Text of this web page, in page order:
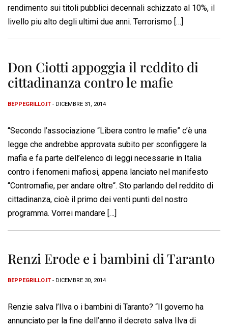
rendimento sui titoli pubblici decennali schizzato al 10%, il
livello piu alto degli ultimi due anni. Terrorismo […]
Don Ciotti appoggia il reddito di
cittadinanza contro le mafie
BEPPEGRILLO.IT - DICEMBRE 31, 2014
“Secondo l’associazione “Libera contro le mafie” c’è una
legge che andrebbe approvata subito per sconfiggere la
mafia e fa parte dell’elenco di leggi necessarie in Italia
contro i fenomeni mafiosi, appena lanciato nel manifesto
“Contromafie, per andare oltre“. Sto parlando del reddito di
cittadinanza, cioè il primo dei venti punti del nostro
programma. Vorrei mandare […]
Renzi Erode e i bambini di Taranto
BEPPEGRILLO.IT - DICEMBRE 30, 2014
Renzie salva l’Ilva o i bambini di Taranto? “Il governo ha
annunciato per la fine dell’anno il decreto salva Ilva di